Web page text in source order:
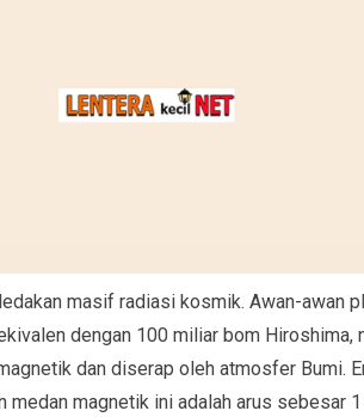
masif radiasi kosmik. Awan-awan
dengan 100 miliar bom Hiroshima,
dan diserap oleh atmosfer Bumi.
medan magnetik ini adalah arus sebesar